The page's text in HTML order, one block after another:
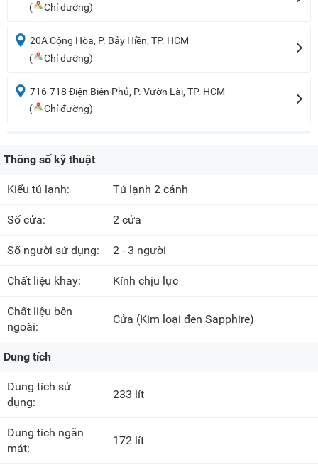
(
Chỉ đường)
20A Cộng Hòa, P. Bảy Hiền, TP. HCM
(
Chỉ đường)
716-718 Điện Biên Phủ, P. Vườn Lài, TP. HCM
(
Chỉ đường)
Thông số kỹ thuật
Kiểu tủ lạnh: Tủ lạnh 2 cánh
Số cửa: 2 cửa
Số người sử dụng: 2 - 3 người
Chất liệu khay: Kính chịu lực
Chất liệu bên
ngoài:
Cửa (Kim loại đen Sapphire)
Dung tích
Dung tích sử
dụng:
233 lít
Dung tích ngăn
mát:
172 lít